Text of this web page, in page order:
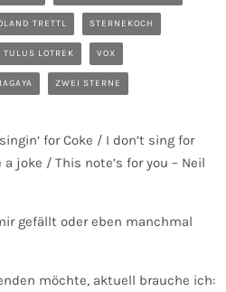
TRETTL STERNEKOCH
TULUS LOTREK VOX
ZWEI STERNE
for Coke / I don’t sing for
joke / This note’s for you – Neil
gefällt oder eben manchmal
möchte, aktuell brauche ich: